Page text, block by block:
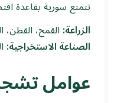
تتمتع سورية بقاعدة
الزراعة: القمح، القطن،
الصناعة الاستخراجية:
عوامل